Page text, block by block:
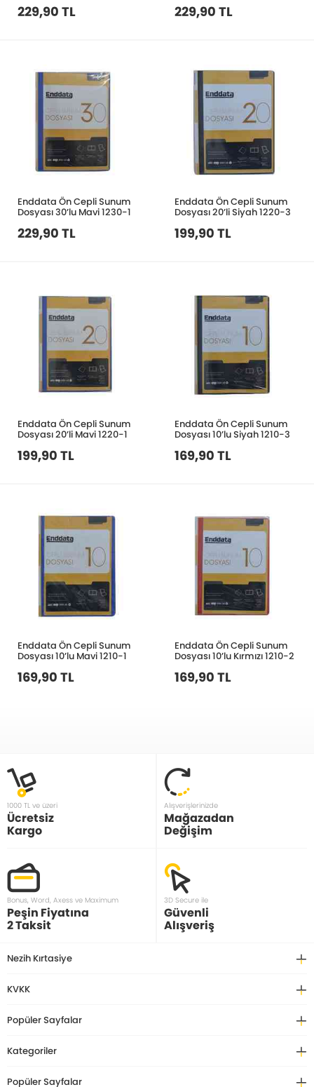
229,90 TL 229,90 TL
Enddata Ön Cepli Sunum
Dosyası 30’lu Mavi 1230-1
229,90 TL
Enddata Ön Cepli Sunum
Dosyası 20’li Siyah 1220-3
199,90 TL
Enddata Ön Cepli Sunum
Dosyası 20’li Mavi 1220-1
199,90 TL
Enddata Ön Cepli Sunum
Dosyası 10’lu Siyah 1210-3
169,90 TL
Enddata Ön Cepli Sunum
Dosyası 10’lu Mavi 1210-1
169,90 TL
Enddata Ön Cepli Sunum
Dosyası 10’lu Kırmızı 1210-2
169,90 TL
1000 TL ve üzeri
Ücretsiz
Kargo
Alışverişlerinizde
Mağazadan
Değişim
Bonus, Word, Axess ve Maximum
Peşin Fiyatına
2 Taksit
3D Secure ile
Güvenli
Alışveriş
Nezih Kırtasiye
KVKK
Popüler Sayfalar
Kategoriler
Popüler Sayfalar